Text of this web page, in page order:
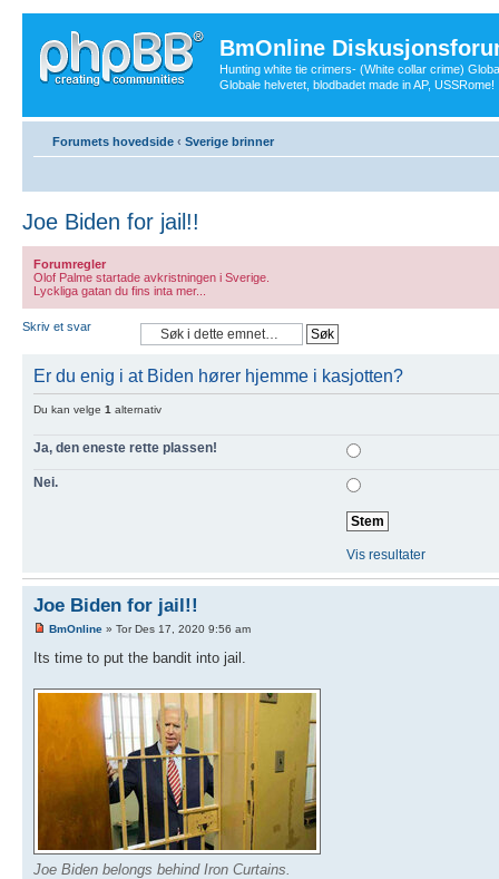
BmOnline
Hunting white tie crimers- (White collar crime)
Globale helvetet, blodbadet made in AP, USSRome!
Forumets hovedside ‹ Sverige brinner
Joe Biden for jail!!
Forumregler
Olof Palme startade avkristningen i Sverige.
Lyckliga gatan du fins inta mer...
Skriv et svar
Er du enig i at Biden hører hjemme i kasjotten?
Du kan velge 1 alternativ
Ja, den eneste rette plassen!
Nei.
Vis resultater
Joe Biden for jail!!
BmOnline » Tor Des 17, 2020 9:56 am
Its time to put the bandit into jail.
Joe Biden belongs behind Iron Curtains.